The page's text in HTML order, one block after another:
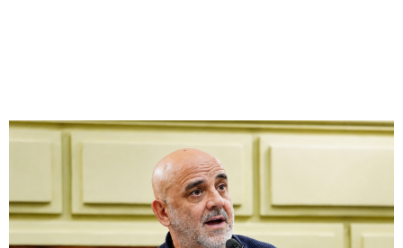
Docentes en lucha
Después del aumento por decreto,